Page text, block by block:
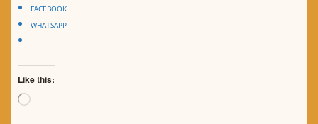
FACEBOOK
WHATSAPP
Like this:
Loading…